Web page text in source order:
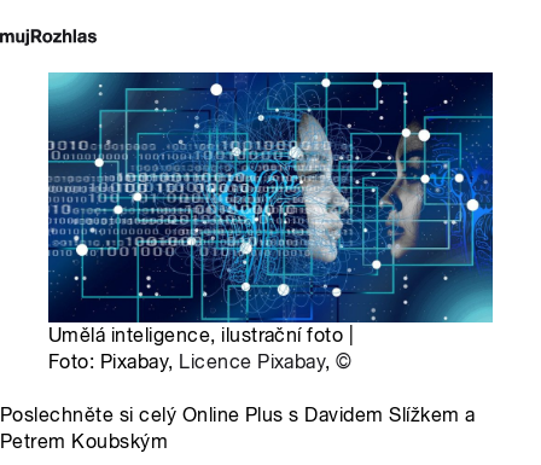
Umělá inteligence, ilustrační foto |
Foto: Pixabay, Licence Pixabay,©
Poslechněte si celý Online Plus s Davidem Slížkem a
Petrem Koubským